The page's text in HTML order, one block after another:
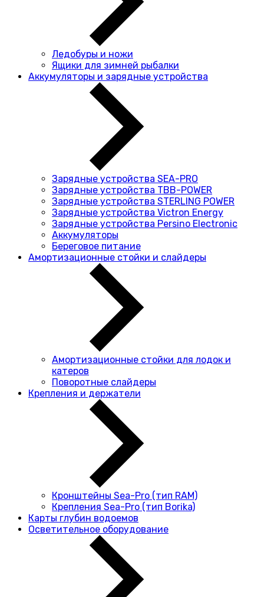
Ледобуры и ножи
Ящики для зимней рыбалки
Аккумуляторы и зарядные устройства
Зарядные устройства SEA-PRO
Зарядные устройства TBB-POWER
Зарядные устройства STERLING POWER
Зарядные устройства Victron Energy
Зарядные устройства Persino Electronic
Аккумуляторы
Береговое питание
Амортизационные стойки и слайдеры
Амортизационные стойки для лодок и
катеров
Поворотные слайдеры
Крепления и держатели
Кронштейны Sea-Pro (тип RAM)
Крепления Sea-Pro (тип Borika)
Карты глубин водоемов
Осветительное оборудование